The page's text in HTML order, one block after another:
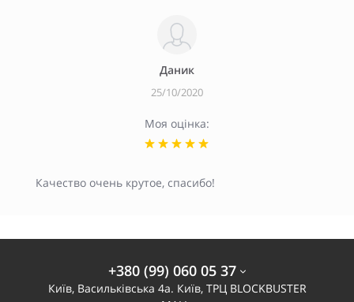
Даник
25/10/2020
Моя оцінка:
Качество очень крутое, спасибо!
+380 (99) 060 05 37
Київ, Васильківська 4а. Київ, ТРЦ BLOCKBUSTER